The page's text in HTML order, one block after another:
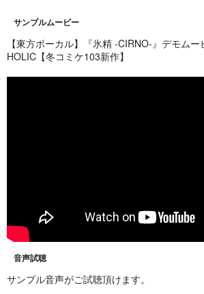
サンプルムービー
【東方ボーカル】『氷精 -CIRNO-』デモム
HOLIC【冬コミケ103新作】
音声試聴
サンプル音声がご試聴頂けます。